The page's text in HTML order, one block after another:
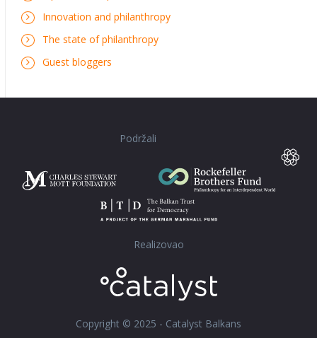
Innovation and philanthropy
The state of philanthropy
Guest bloggers
Podržali
Realizovao
Copyright © 2025 - Catalyst Balkans